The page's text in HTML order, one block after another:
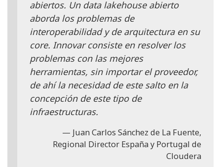
abiertos. Un data lakehouse abierto
aborda los problemas de
interoperabilidad y de arquitectura en su
core. Innovar consiste en resolver los
problemas con las mejores
herramientas, sin importar el proveedor,
de ahí la necesidad de este salto en la
concepción de este tipo de
infraestructuras.
Juan Carlos Sánchez de La Fuente,
Regional Director España y Portugal de
Cloudera